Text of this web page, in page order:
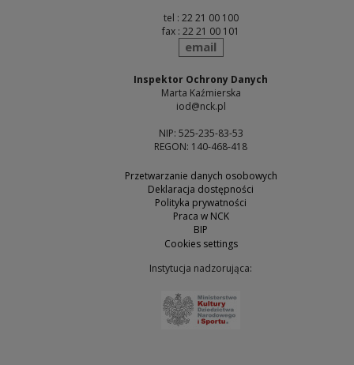
tel : 22 21 00 100
fax : 22 21 00 101
send
email
Inspektor Ochrony Danych
Marta Kaźmierska
iod@nck.pl
NIP: 525-235-83-53
REGON: 140-468-418
Przetwarzanie danych osobowych
Deklaracja dostępności
Polityka prywatności
Praca w NCK
BIP
Cookies settings
Instytucja nadzorująca: